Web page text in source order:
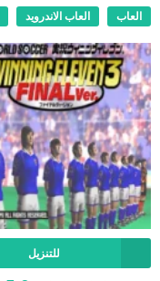
العاب العاب الاندرويد
للتنزيل